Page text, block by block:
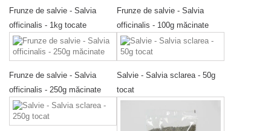
Frunze de salvie - Salvia
officinalis - 1kg tocate
Frunze de salvie - Salvia
officinalis - 100g măcinate
Frunze de salvie - Salvia
officinalis - 250g măcinate
Salvie - Salvia sclarea - 50g
tocat